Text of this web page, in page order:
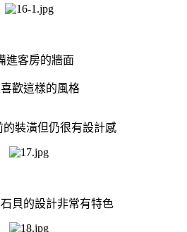
進客房的牆面
歡這樣的風格
的裝潢但仍很有設計感
貝的設計非常有特色